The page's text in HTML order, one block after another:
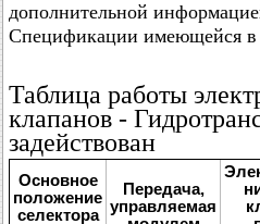
дополнительной
Спецификации имеющейся в
Таблица работы
клапанов -
задействован
Основное
положение
селектора
Передача,
управляемая